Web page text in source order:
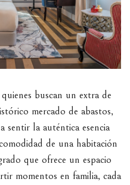
buscan un extra de
mercado de abastos,
sentir la auténtica esencia
de una habitación
que ofrece un espacio
momentos en familia, cada